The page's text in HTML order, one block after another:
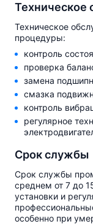
Техническое
Техническое
процедуры:
контроль
проверка
замена
смазка
контроль
регулярное
Срок службы
Срок службы
среднем от 7 до
установки и
особенно при